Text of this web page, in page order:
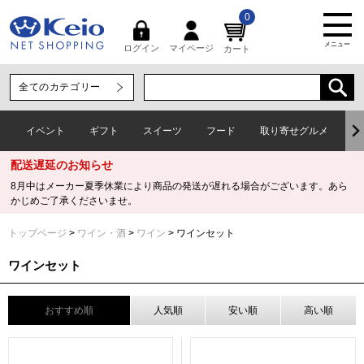
ログイン マイページ カート
0
メニュー
イベント ギフト スイーツ フード 取り寄せグルメ
配送遅延のお知らせ
8月中はメーカー夏季休業により商品の発送が遅れる場合がございます。あら
かじめご了承くださいませ。
トップページ ワイン・酒 ワイン ワインセット
ワインセット
おすすめ順 人気順 安い順 高い順